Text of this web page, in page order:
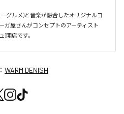
グルメ)と音楽が融合したオリジナルコ
ガ屋さんがコンセプトのアーティスト
)開店です。
WARM DENISH